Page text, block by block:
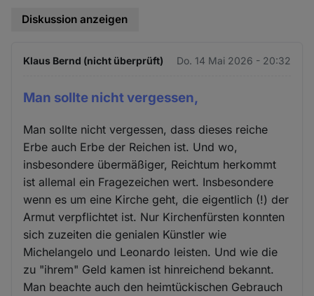
Diskussion anzeigen
Klaus Bernd (nicht überprüft) Do. 14 Mai 2026 - 20:32
Man sollte nicht vergessen,
Man sollte nicht vergessen, dass dieses reiche
Erbe auch Erbe der Reichen ist. Und wo,
insbesondere übermäßiger, Reichtum herkommt
ist allemal ein Fragezeichen wert. Insbesondere
wenn es um eine Kirche geht, die eigentlich (!) der
Armut verpflichtet ist. Nur Kirchenfürsten konnten
sich zuzeiten die genialen Künstler wie
Michelangelo und Leonardo leisten. Und wie die
zu "ihrem" Geld kamen ist hinreichend bekannt.
Man beachte auch den heimtückischen Gebrauch